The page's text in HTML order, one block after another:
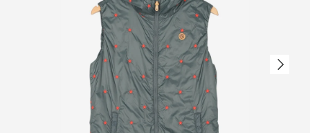
Nächste